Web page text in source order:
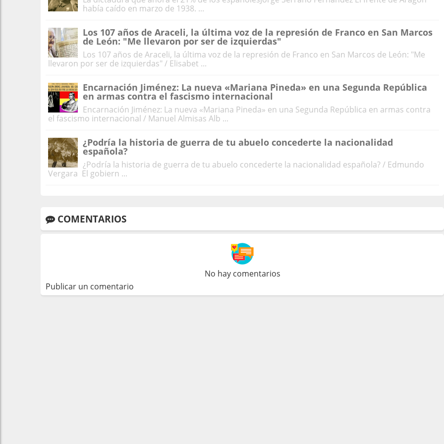
había caído en marzo de 1938. ...
Los 107 años de Araceli, la última voz de la represión de Franco en San Marcos
de León: "Me llevaron por ser de izquierdas"
Los 107 años de Araceli, la última voz de la represión de Franco en San Marcos de León: "Me
llevaron por ser de izquierdas" / Elisabet ...
Encarnación Jiménez: La nueva «Mariana Pineda» en una Segunda República
en armas contra el fascismo internacional
Encarnación Jiménez: La nueva «Mariana Pineda» en una Segunda República en armas contra
el fascismo internacional / Manuel Almisas Alb ...
¿Podría la historia de guerra de tu abuelo concederte la nacionalidad
española?
¿Podría la historia de guerra de tu abuelo concederte la nacionalidad española? / Edmundo
Vergara El gobiern ...
COMENTARIOS
No hay comentarios
Publicar un comentario